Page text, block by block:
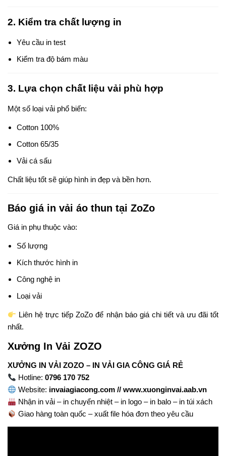
2. Kiểm tra chất lượng in
Yêu cầu in test
Kiểm tra độ bám màu
3. Lựa chọn chất liệu vải phù hợp
Một số loại vải phổ biến:
Cotton 100%
Cotton 65/35
Vải cá sấu
Chất liệu tốt sẽ giúp hình in đẹp và bền hơn.
Báo giá in vải áo thun tại ZoZo
Giá in phụ thuộc vào:
Số lượng
Kích thước hình in
Công nghệ in
Loại vải
Liên hệ trực tiếp ZoZo để nhận báo giá chi tiết và ưu đãi tốt
nhất.
Xưởng In Vải ZOZO
XƯỞNG IN VẢI ZOZO – IN VẢI GIA CÔNG GIÁ RẺ
Hotline:0796 170 752
Website: invaiagiacong.com // www.xuonginvai.aab.vn
Nhận in vải – in chuyển nhiệt – in logo – in balo – in túi xách
Giao hàng toàn quốc – xuất file hóa đơn theo yêu cầu